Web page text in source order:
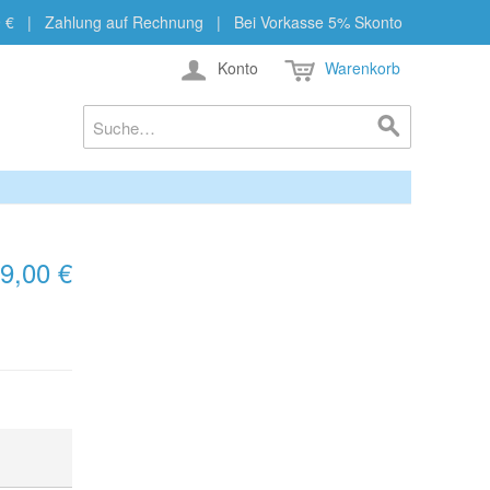
€ | Zahlung auf Rechnung | Bei Vorkasse 5% Skonto
Konto Warenkorb
€